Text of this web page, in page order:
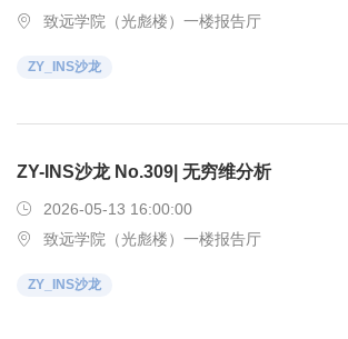
致远学院（光彪楼）一楼报告厅
ZY_INS沙龙
ZY-INS沙龙 No.309| 无穷维分析
2026-05-13 16:00:00
致远学院（光彪楼）一楼报告厅
ZY_INS沙龙